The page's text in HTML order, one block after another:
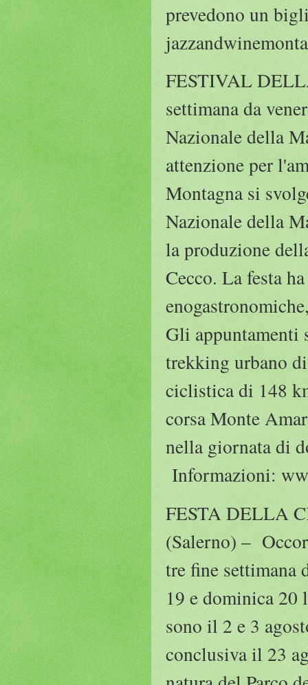
prevedono un
FESTIVAL
settimana da
Nazionale della
attenzione per
Montagna si
Nazionale della
la produzione
Cecco. La festa
Gli
trekking urbano
ciclistica di 148
corsa Monte
nella giornata di
Informazioni:
FESTA DELLA
(Salerno) –
tre fine settimana
19 e dominica
sono il 2 e 3
conclusiva il 23